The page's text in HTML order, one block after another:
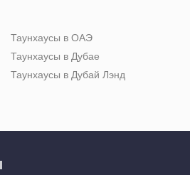
Таунхаусы в ОАЭ
Таунхаусы в Дубае
Таунхаусы в Дубай Лэнд